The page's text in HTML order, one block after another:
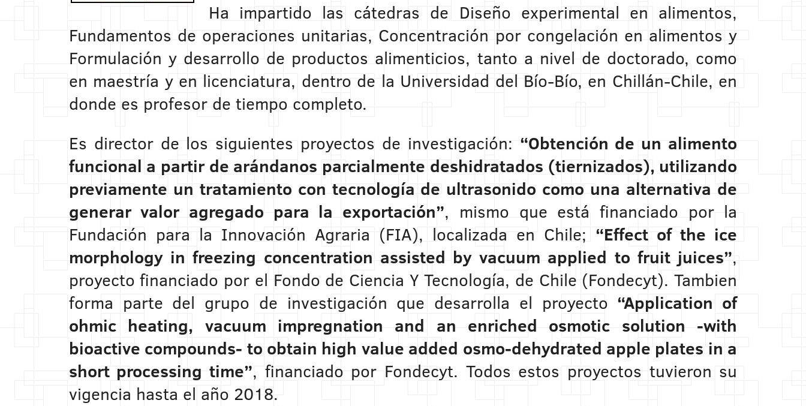
Ha impartido las cátedras de Diseño experimental en alimentos,
Fundamentos de operaciones unitarias, Concentración por congelación en alimentos y
Formulación y desarrollo de productos alimenticios, tanto a nivel de doctorado, como
en maestría y en licenciatura, dentro de la Universidad del Bío-Bío, en Chillán-Chile, en
donde es profesor de tiempo completo.
Es director de los siguientes proyectos de investigación: “Obtención de un alimento
funcional a partir de arándanos parcialmente deshidratados (tiernizados), utilizando
previamente un tratamiento con tecnología de ultrasonido como una alternativa de
generar valor agregado para la exportación”, mismo que está financiado por la
Fundación para la Innovación Agraria (FIA), localizada en Chile; “Effect of the ice
morphology in freezing concentration assisted by vacuum applied to fruit juices”,
proyecto financiado por el Fondo de Ciencia Y Tecnología, de Chile (Fondecyt). Tambien
forma parte del grupo de investigación que desarrolla el proyecto “Application of
ohmic heating, vacuum impregnation and an enriched osmotic solution -with
bioactive compounds- to obtain high value added osmo-dehydrated apple plates in a
short processing time”, financiado por Fondecyt. Todos estos proyectos tuvieron su
vigencia hasta el año 2018.